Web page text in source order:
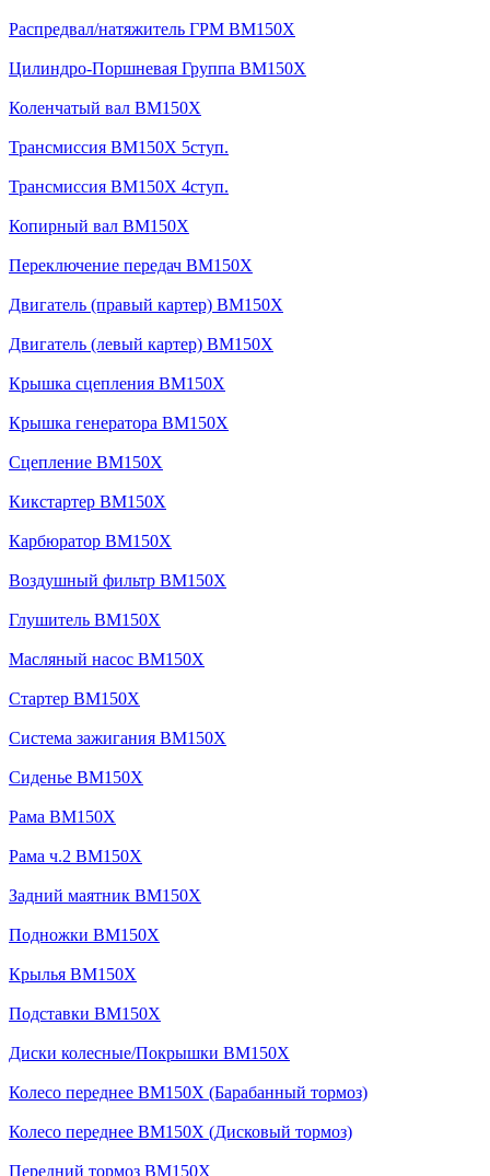
Распредвал/натяжитель ГРМ BM150X
Цилиндро-Поршневая Группа BM150X
Коленчатый вал BM150X
Трансмиссия BM150X 5ступ.
Трансмиссия BM150X 4ступ.
Копирный вал BM150X
Переключение передач BM150X
Двигатель (правый картер) BM150X
Двигатель (левый картер) BM150X
Крышка сцепления BM150X
Крышка генератора BM150X
Сцепление BM150X
Кикстартер BM150X
Карбюратор BM150X
Воздушный фильтр BM150X
Глушитель BM150X
Масляный насос BM150X
Стартер BM150X
Система зажигания BM150X
Сиденье BM150X
Рама BM150X
Рама ч.2 BM150X
Задний маятник BM150X
Подножки BM150X
Крылья BM150X
Подставки BM150X
Диски колесные/Покрышки BM150X
Колесо переднее BM150X (Барабанный тормоз)
Колесо переднее BM150X (Дисковый тормоз)
Передний тормоз BM150X